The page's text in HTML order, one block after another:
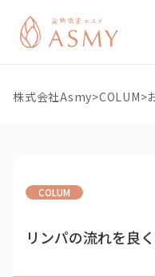
株式会社Asmy>COLUM>
COLUM
リンパの流れを良